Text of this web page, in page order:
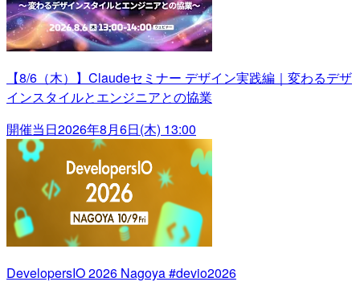
【8/6（木）】Claudeセミナー デザイン実践編｜変わるデザ
インスタイルとエンジニアとの協業
開催当日2026年8月6日(木) 13:00
DevelopersIO 2026 Nagoya #devio2026